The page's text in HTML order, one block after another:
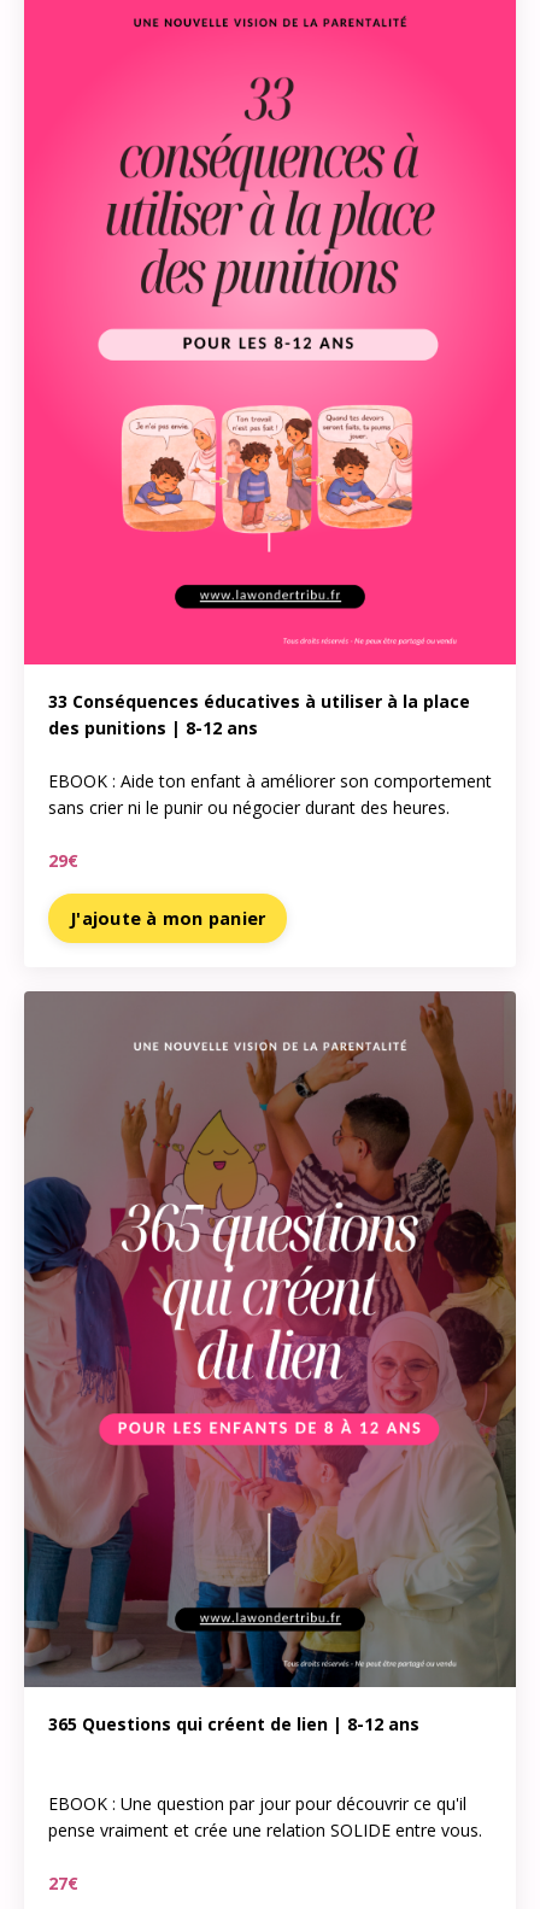
33 Conséquences éducatives à utiliser à la place
des punitions | 8-12 ans
EBOOK : Aide ton enfant à améliorer son comportement
sans crier ni le punir ou négocier durant des heures.
29€
J'ajoute à mon panier
365 Questions qui créent de lien | 8-12 ans
EBOOK : Une question par jour pour découvrir ce qu'il
pense vraiment et crée une relation SOLIDE entre vous.
27€